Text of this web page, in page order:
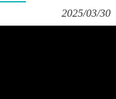
2025/03/30